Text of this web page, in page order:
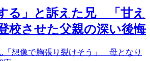
る」と訴えた兄 「甘え
校させた父親の深い後悔
「想像で胸張り裂けそう」 母となり